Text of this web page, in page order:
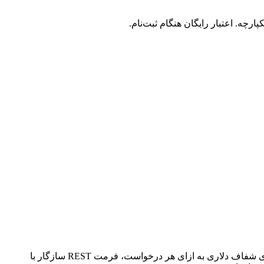
هر دو جمع‌آوری‌کننده‌هایی هستند که مدل‌های اصلی هوش مصنوعی را از طریق یک API واحد بازفروش می‌کنند. Hypereal AI بر قیمت‌گذاری شفاف دلاری به ازای هر درخواست، فرمت REST سازگار با